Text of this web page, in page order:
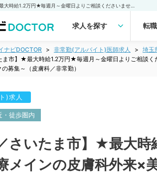
求人を探す 転
ナビDOCTOR 非常勤(アルバイト)医師求人 埼玉
ま市】★最大時給1.2万円★毎週月～金曜日よりご相談
募集～（皮膚科／非常勤）
)求人
・徒歩圏内
／さいたま市】★最大
メインの皮膚科外来×